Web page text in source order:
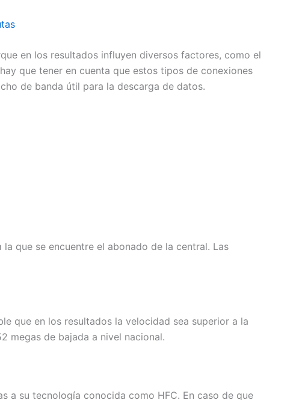
en los resultados influyen diversos factores, como el
que tener en cuenta que estos tipos de conexiones
de banda útil para la descarga de datos.
que se encuentre el abonado de la central. Las
que en los resultados la velocidad sea superior a la
megas de bajada a nivel nacional.
a su tecnología conocida como HFC. En caso de que